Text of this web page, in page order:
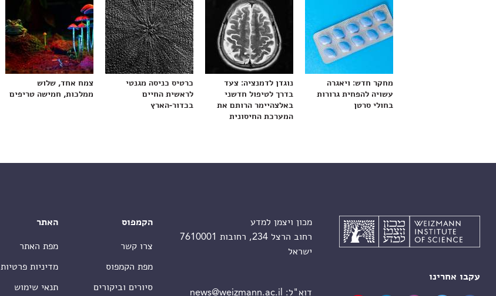
מחקר חדש: ויאגרה
עשויה להפחית גרורות
בחולי סרטן
נוגדן לדמנציה: צעד
בדרך לטיפול חדשני
באלצהיימר הרותם את
המערכת החיסונית
כרטיס כניסה מגנטי
לראשית החיים
בכדור-הארץ
צמח אחד, שלוש
ממלכות, חמישה טריפים
עקבו אחרינו
מכון ויצמן למדע
רחוב הרצל 234, רחובות 7610001
ישראל
דוא"ל: news@weizmann.ac.il
הקמפוס
צרו קשר
מפת הקמפוס
סיורים וביקורים
האתר
מפת האתר
מדיניות פרטיות
תנאי שימוש